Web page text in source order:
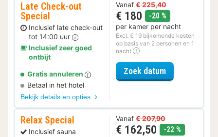
Late Check-out
Special
Inclusief late check-out
tot 14:00 uur
Inclusief zeer goed
ontbijt
Gratis annuleren
Betaal in het hotel
Bekijk details en opties
Vanaf € 225,40
€ 180 -20 %
per kamer per nacht
Excl. € 19 bijkomende kosten
op basis van 2 personen en 1
nacht
Zoek datumvoor Late
Relax Special
Inclusief sauna
Vanaf € 207,90
€ 162,50 -22 %